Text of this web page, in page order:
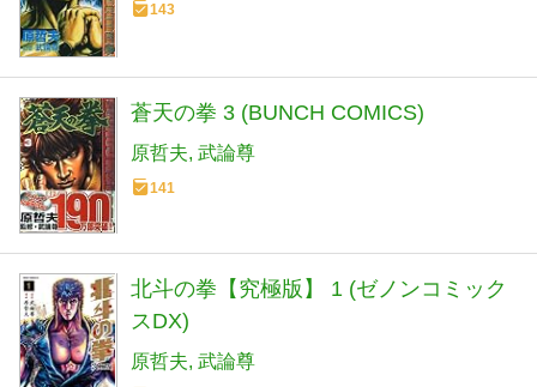
143
蒼天の拳 3 (BUNCH COMICS)
原哲夫 武論尊
141
北斗の拳【究極版】 1 (ゼノンコミック
スDX)
原哲夫 武論尊